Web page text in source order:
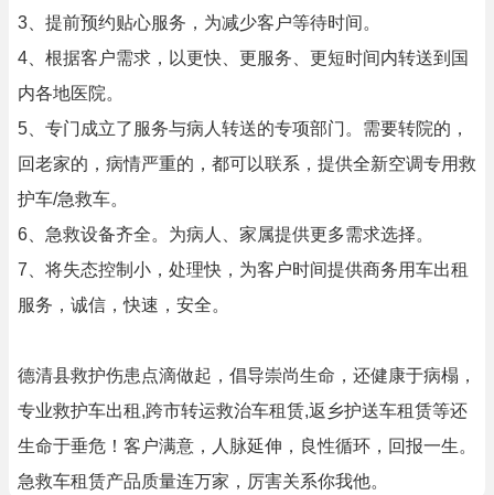
3、提前预约贴心服务，为减少客户等待时间。
4、根据客户需求，以更快、更服务、更短时间内转送到国
内各地医院。
5、专门成立了服务与病人转送的专项部门。需要转院的，
回老家的，病情严重的，都可以联系，提供全新空调专用救
护车/急救车。
6、急救设备齐全。为病人、家属提供更多需求选择。
7、将失态控制小，处理快，为客户时间提供商务用车出租
服务，诚信，快速，安全。
德清县救护伤患点滴做起，倡导崇尚生命，还健康于病榻，
专业救护车出租,跨市转运救治车租赁,返乡护送车租赁等还
生命于垂危！客户满意，人脉延伸，良性循环，回报一生。
急救车租赁产品质量连万家，厉害关系你我他。